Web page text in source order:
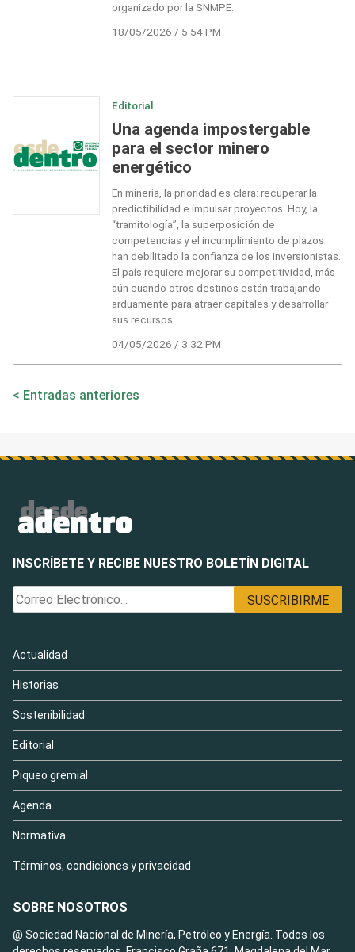
organizado por la SNMPE.
18/05/2026 / 5:54 PM
Editorial
Una agenda impostergable
para el sector minero
energético
En minería, la prioridad es clara: recuperar la
predictibilidad e impulsar proyectos. Hoy, la
“tramitología”, la superposición de
competencias y el incumplimiento de plazos
han debilitado la confianza de los inversionistas.
El país requiere mejorar su competitividad, más
aún cuando otros destinos están trabajando
arduamente para atraer capitales y desarrollar
sus recursos.
04/05/2026 / 3:32 PM
Navegación
Entradas anteriores
INSCRÍBETE Y RECIBE NUESTRO BOLETÍN DIGITAL
Actualidad
Historias
Sostenibilidad
Editorial
Piqueo gremial
Agenda
Normativa
Términos, condiciones y privacidad
SOBRE NOSOTROS
@ Sociedad Nacional de Minería, Petróleo y Energía. Todos los